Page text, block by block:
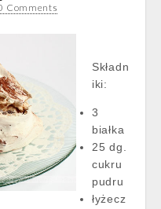
Comments
Składn
iki:
3
białka
25 dg.
cukru
pudru
łyżecz